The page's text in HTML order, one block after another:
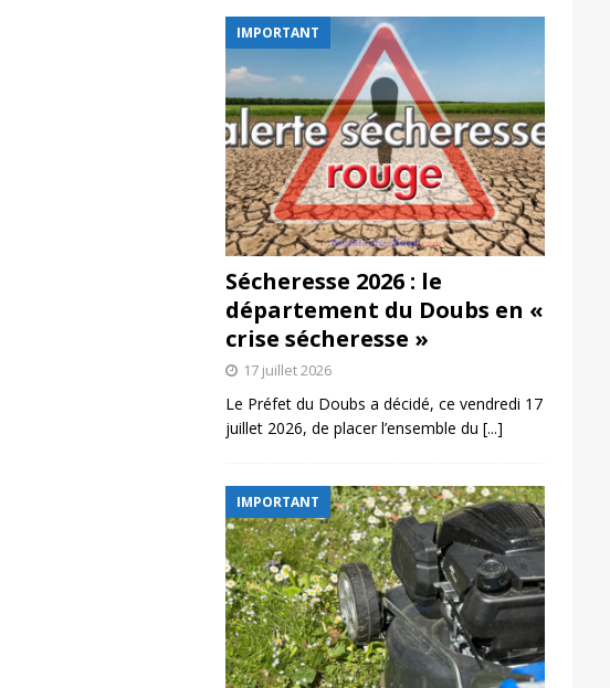
IMPORTANT
Sécheresse 2026 : le
département du Doubs en «
crise sécheresse »
17 juillet 2026
Le Préfet du Doubs a décidé, ce vendredi 17
juillet 2026, de placer l’ensemble du [...]
IMPORTANT